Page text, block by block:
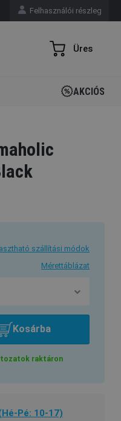
Felhasználói részleg
Üres
AKCIÓS
szállítási módok
Mérettáblázat
Kosárba
raktáron
Pé: 10-17)